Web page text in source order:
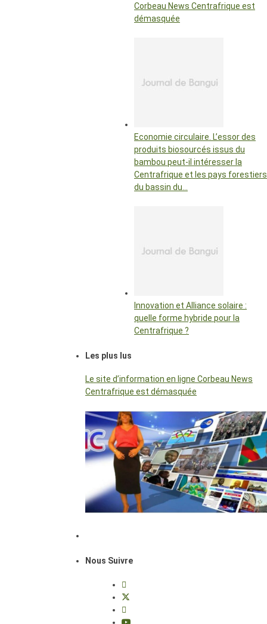
Corbeau News Centrafrique est
démasquée
Economie circulaire. L’essor des
produits biosourcés issus du
bambou peut-il intéresser la
Centrafrique et les pays forestiers
du bassin du…
Innovation et Alliance solaire :
quelle forme hybride pour la
Centrafrique ?
Les plus lus
Le site d’information en ligne Corbeau News
Centrafrique est démasquée
Nous Suivre